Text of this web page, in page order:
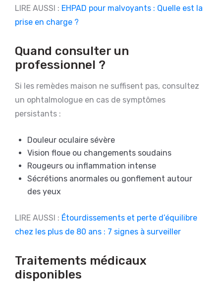
LIRE AUSSI : EHPAD pour malvoyants : Quelle est la
prise en charge ?
Quand consulter un
professionnel ?
Si les remèdes maison ne suffisent pas, consultez
un ophtalmologue en cas de symptômes
persistants :
Douleur oculaire sévère
Vision floue ou changements soudains
Rougeurs ou inflammation intense
Sécrétions anormales ou gonflement autour
des yeux
LIRE AUSSI : Étourdissements et perte d’équilibre
chez les plus de 80 ans : 7 signes à surveiller
Traitements médicaux
disponibles